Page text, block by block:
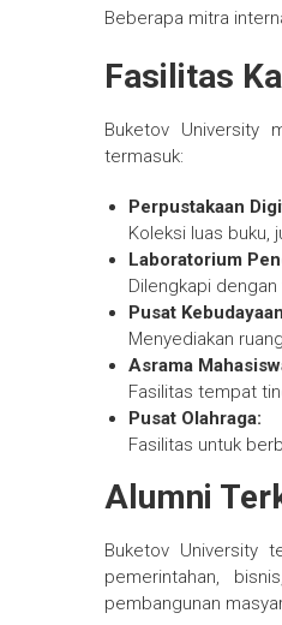
Beberapa mitra
Fasilitas
Buketov University
termasuk:
Perpustakaan
Koleksi luas buku,
Laboratorium
Dilengkapi
Pusat
Menyediakan
Asrama
Fasilitas tempat
Pusat Olahraga:
Fasilitas untuk
Alumni
Buketov University
pemerintahan,
pembangunan